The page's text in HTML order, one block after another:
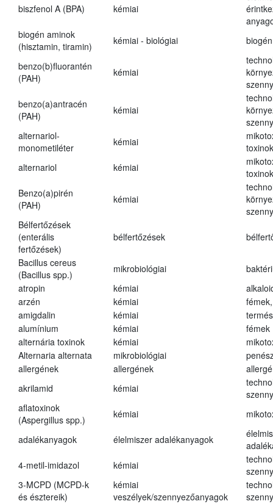
biszfenol A (BPA) kémiai
biogén aminok
(hisztamin, tiramin)
kémiai - biológiai
benzo(b)fluorantén
(PAH)
kémiai
benzo(a)antracén
(PAH)
kémiai
alternariol-
monometiléter
kémiai
toxinok
alternariol
kémiai
toxinok
Benzo(a)pirén
(PAH)
kémiai
Bélfertőzések
(enterális
fertőzések)
bélfertőzések
Bacillus cereus
(Bacillus spp.)
mikrobiológiai
atropin
kémiai
arzén
kémiai
amigdalin
kémiai
alumínium
kémiai
fémek
alternária toxinok
kémiai
Alternaria alternata
mikrobiológiai
allergének
allergének
akrilamid
kémiai
aflatoxinok
(Aspergillus spp.)
kémiai
adalékanyagok élelmiszer adalékanyagok
4-metil-imidazol
kémiai
3-MCPD (MCPD-k
és észtereik)
kémiai
veszélyek/szennyezőanyagok